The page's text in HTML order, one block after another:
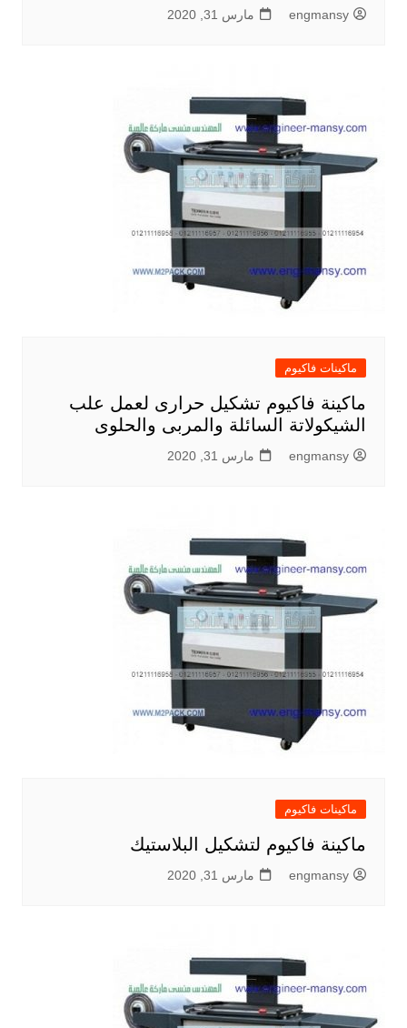
engmansy مارس 31, 2020
ماكينات فاكيوم
ماكينة فاكيوم تشكيل حرارى لعمل علب
الشيكولاتة السائلة والمربى والحلوى
engmansy مارس 31, 2020
ماكينات فاكيوم
ماكينة فاكيوم لتشكيل البلاستيك
engmansy مارس 31, 2020